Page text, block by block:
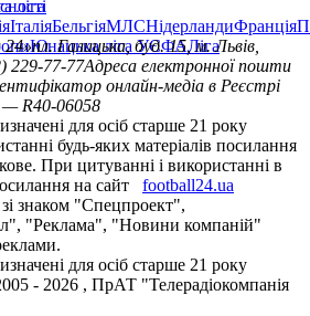
ліга
ІталіяБельгіяМЛСНідерландиФранція
Юнацька ліга УЄФАЛіга
24»пл. Галицька, буд. 15, м. Львів,
229-77-77Адреса електронної пошти
онлайн-медіа в Реєстрі
— R40-06058
для осіб старше 21 року
будь-яких матеріалів посилання
При цитуванні і використанні в
на сайт
football24.ua
знаком "Спецпроект",
"Реклама", "Новини компаній"
для осіб старше 21 року
- 2026 , ПрАТ "Телерадіокомпанія